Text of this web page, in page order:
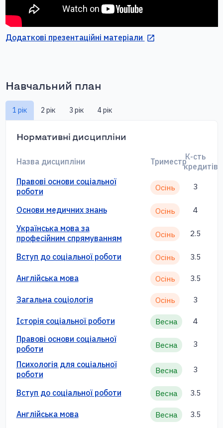
Додаткові презентаційні матеріали
Навчальний план
1 рік 2 рік 3 рік 4 рік
Нормативні дисципліни
Назва дисципліни ТриместрК-сть
кредитів
Правові основи соціальної
роботи
Осінь 3
Основи медичних знань Осінь
4
Українська мова за
професійним спрямуванням
Осінь 2.5
Вступ до соціальної роботи Осінь 3.5
Англійська мова Осінь 3.5
Загальна соціологія Осінь 3
Історія соціальної роботи Весна
4
Правові основи соціальної
роботи
Весна 3
Психологія для соціальної
роботи
Весна 3
Вступ до соціальної роботи Весна 3.5
Англійська мова Весна 3.5